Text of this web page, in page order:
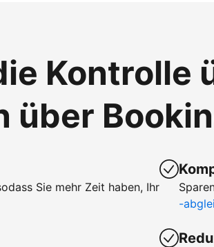
Kontrolle
über
Sie mehr Zeit haben, Ihr
-